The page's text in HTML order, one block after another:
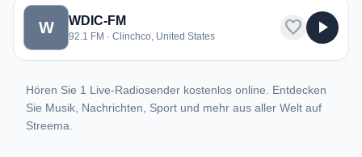
W WDIC-FM
92.1 FM · Clinchco, United States favorite play_arrow
Hören Sie 1 Live-Radiosender kostenlos online. Entdecken
Sie Musik, Nachrichten, Sport und mehr aus aller Welt auf
Streema.